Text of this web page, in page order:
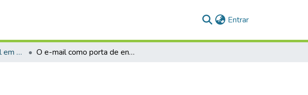
Entrar(current)
Mestrado Profissional em Ensino de Línguas O e-mail como porta de entrada para a utilização de gêneros textuais em ambientes digitais